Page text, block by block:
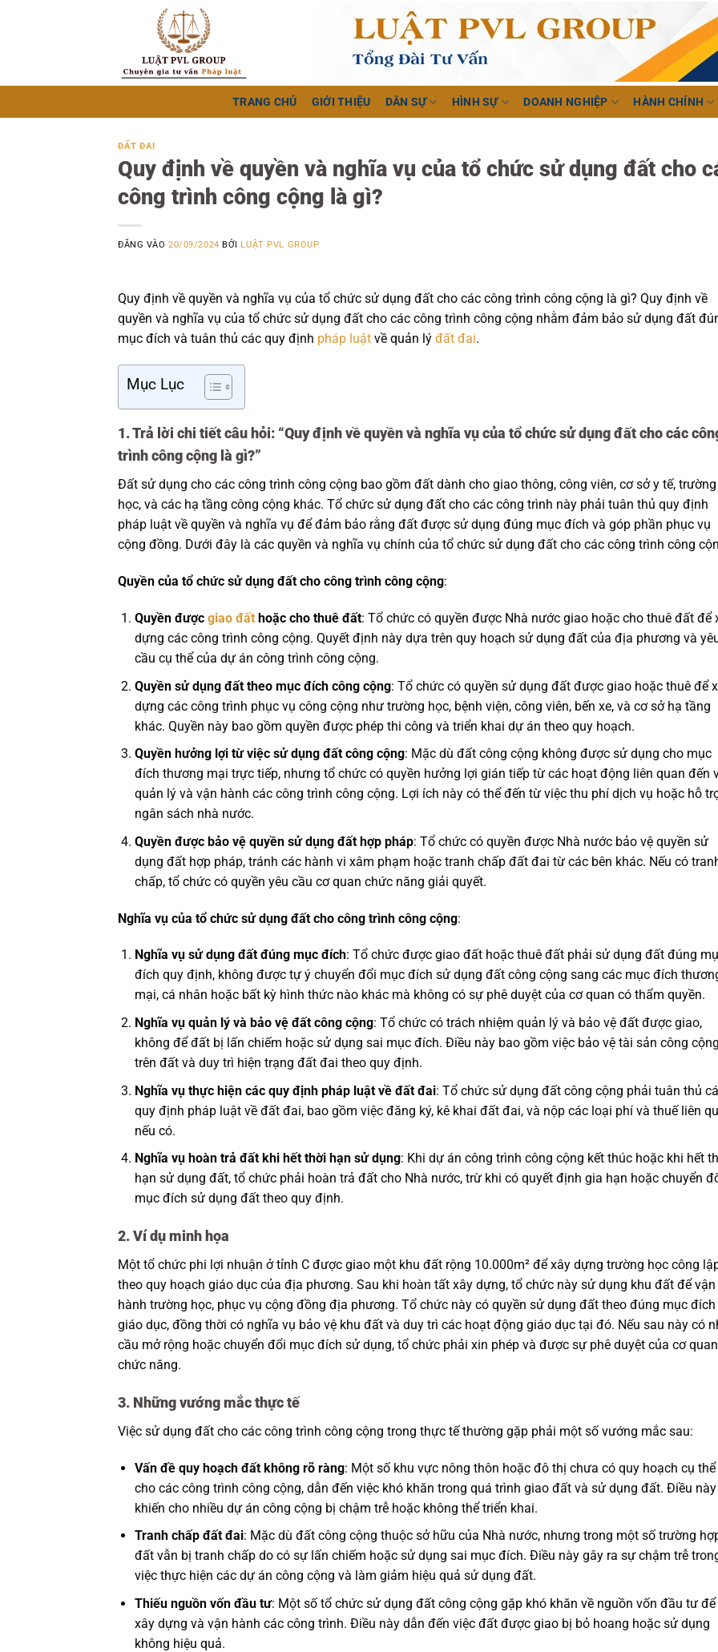
TRANG CHỦ GIỚI THIỆU DÂN SỰ HÌNH SỰ DOANH NGHIỆP HÀNH CHÍNH
ĐẤT ĐAI
Quy định về quyền và nghĩa vụ của tổ chức sử dụng đất cho
công trình công cộng là gì?
ĐĂNG VÀO20/09/2024 BỞI LUẬT PVL GROUP
Quy định về quyền và nghĩa vụ của tổ chức sử dụng đất cho các công trình công cộng là gì? Quy định về
quyền và nghĩa vụ của tổ chức sử dụng đất cho các công trình công cộng nhằm đảm bảo sử dụng đất
mục đích và tuân thủ các quy định pháp luật về quản lý đất đai.
Mục Lục
1. Trả lời chi tiết câu hỏi: “Quy định về quyền và nghĩa vụ của tổ chức sử dụng đất cho các
trình công cộng là gì?”
Đất sử dụng cho các công trình công cộng bao gồm đất dành cho giao thông, công viên, cơ sở y tế, trường
học, và các hạ tầng công cộng khác. Tổ chức sử dụng đất cho các công trình này phải tuân thủ quy định
pháp luật về quyền và nghĩa vụ để đảm bảo rằng đất được sử dụng đúng mục đích và góp phần phục vụ
cộng đồng. Dưới đây là các quyền và nghĩa vụ chính của tổ chức sử dụng đất cho các công trình công
Quyền của tổ chức sử dụng đất cho công trình công cộng:
Quyền được giao đấthoặc cho thuê đất: Tổ chức có quyền được Nhà nước giao hoặc cho thuê đất để
dựng các công trình công cộng. Quyết định này dựa trên quy hoạch sử dụng đất của địa phương và
cầu cụ thể của dự án công trình công cộng.
Quyền sử dụng đất theo mục đích công cộng: Tổ chức có quyền sử dụng đất được giao hoặc thuê để
dựng các công trình phục vụ công cộng như trường học, bệnh viện, công viên, bến xe, và cơ sở hạ tầng
khác. Quyền này bao gồm quyền được phép thi công và triển khai dự án theo quy hoạch.
Quyền hưởng lợi từ việc sử dụng đất công cộng: Mặc dù đất công cộng không được sử dụng cho mục
đích thương mại trực tiếp, nhưng tổ chức có quyền hưởng lợi gián tiếp từ các hoạt động liên quan đến
quản lý và vận hành các công trình công cộng. Lợi ích này có thể đến từ việc thu phí dịch vụ hoặc hỗ
ngân sách nhà nước.
Quyền được bảo vệ quyền sử dụng đất hợp pháp: Tổ chức có quyền được Nhà nước bảo vệ quyền sử
dụng đất hợp pháp, tránh các hành vi xâm phạm hoặc tranh chấp đất đai từ các bên khác. Nếu có
chấp, tổ chức có quyền yêu cầu cơ quan chức năng giải quyết.
Nghĩa vụ của tổ chức sử dụng đất cho công trình công cộng:
Nghĩa vụ sử dụng đất đúng mục đích: Tổ chức được giao đất hoặc thuê đất phải sử dụng đất đúng
đích quy định, không được tự ý chuyển đổi mục đích sử dụng đất công cộng sang các mục đích
mại, cá nhân hoặc bất kỳ hình thức nào khác mà không có sự phê duyệt của cơ quan có thẩm quyền.
Nghĩa vụ quản lý và bảo vệ đất công cộng: Tổ chức có trách nhiệm quản lý và bảo vệ đất được giao,
không để đất bị lấn chiếm hoặc sử dụng sai mục đích. Điều này bao gồm việc bảo vệ tài sản công cộng
trên đất và duy trì hiện trạng đất đai theo quy định.
Nghĩa vụ thực hiện các quy định pháp luật về đất đai: Tổ chức sử dụng đất công cộng phải tuân thủ
quy định pháp luật về đất đai, bao gồm việc đăng ký, kê khai đất đai, và nộp các loại phí và thuế liên
nếu có.
Nghĩa vụ hoàn trả đất khi hết thời hạn sử dụng: Khi dự án công trình công cộng kết thúc hoặc khi hết
hạn sử dụng đất, tổ chức phải hoàn trả đất cho Nhà nước, trừ khi có quyết định gia hạn hoặc chuyển
mục đích sử dụng đất theo quy định.
2. Ví dụ minh họa
Một tổ chức phi lợi nhuận ở tỉnh C được giao một khu đất rộng 10.000m² để xây dựng trường học công
theo quy hoạch giáo dục của địa phương. Sau khi hoàn tất xây dựng, tổ chức này sử dụng khu đất để vận
hành trường học, phục vụ cộng đồng địa phương. Tổ chức này có quyền sử dụng đất theo đúng mục đích
giáo dục, đồng thời có nghĩa vụ bảo vệ khu đất và duy trì các hoạt động giáo dục tại đó. Nếu sau này có
cầu mở rộng hoặc chuyển đổi mục đích sử dụng, tổ chức phải xin phép và được sự phê duyệt của cơ quan
chức năng.
3. Những vướng mắc thực tế
Việc sử dụng đất cho các công trình công cộng trong thực tế thường gặp phải một số vướng mắc sau:
Vấn đề quy hoạch đất không rõ ràng: Một số khu vực nông thôn hoặc đô thị chưa có quy hoạch cụ thể
cho các công trình công cộng, dẫn đến việc khó khăn trong quá trình giao đất và sử dụng đất. Điều này
khiến cho nhiều dự án công cộng bị chậm trễ hoặc không thể triển khai.
Tranh chấp đất đai: Mặc dù đất công cộng thuộc sở hữu của Nhà nước, nhưng trong một số trường
đất vẫn bị tranh chấp do có sự lấn chiếm hoặc sử dụng sai mục đích. Điều này gây ra sự chậm trễ
việc thực hiện các dự án công cộng và làm giảm hiệu quả sử dụng đất.
Thiếu nguồn vốn đầu tư: Một số tổ chức sử dụng đất công cộng gặp khó khăn về nguồn vốn đầu tư để
xây dựng và vận hành các công trình. Điều này dẫn đến việc đất được giao bị bỏ hoang hoặc sử dụng
không hiệu quả.